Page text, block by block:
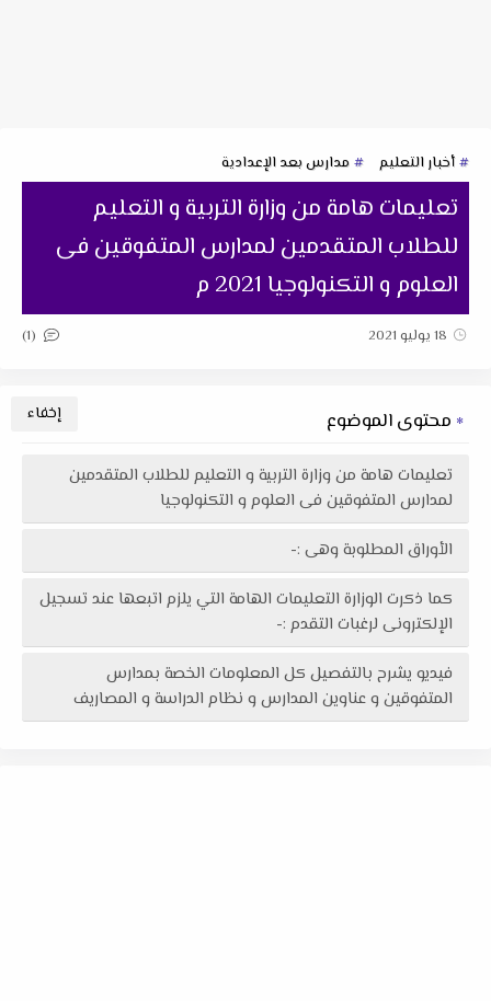
أخبار التعليم مدارس بعد الإعدادية
تعليمات هامة من وزارة التربية و التعليم
للطلاب المتقدمين لمدارس المتفوقين فى
العلوم و التكنولوجيا 2021 م
18 يوليو 2021 (1)
محتوى الموضوع
تعليمات هامة من وزارة التربية و التعليم للطلاب المتقدمين
لمدارس المتفوقين فى العلوم و التكنولوجيا
الأوراق المطلوبة وهى :-
كما ذكرت الوزارة التعليمات الهامة التي يلزم اتبعها عند تسجيل
الإلكترونى لرغبات التقدم :-
فيديو يشرح بالتفصيل كل المعلومات الخصة بمدارس
المتفوقين و عناوين المدارس و نظام الدراسة و المصاريف